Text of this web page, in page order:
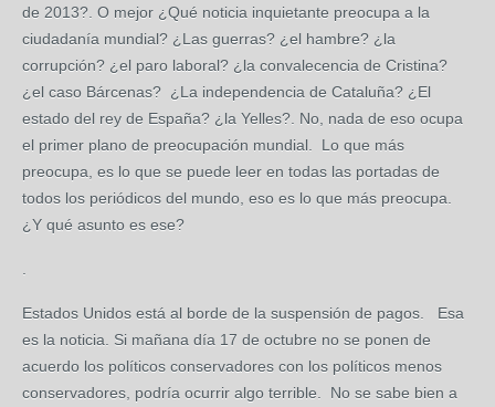
de 2013?. O mejor ¿Qué noticia inquietante preocupa a la
ciudadanía mundial? ¿Las guerras? ¿el hambre? ¿la
corrupción? ¿el paro laboral? ¿la convalecencia de Cristina?
¿el caso Bárcenas? ¿La independencia de Cataluña? ¿El
estado del rey de España? ¿la Yelles?. No, nada de eso ocupa
el primer plano de preocupación mundial. Lo que más
preocupa, es lo que se puede leer en todas las portadas de
todos los periódicos del mundo, eso es lo que más preocupa.
¿Y qué asunto es ese?
Estados Unidos está al borde de la suspensión de pagos. Esa
es la noticia. Si mañana día 17 de octubre no se ponen de
acuerdo los políticos conservadores con los políticos menos
conservadores, podría ocurrir algo terrible. No se sabe bien a